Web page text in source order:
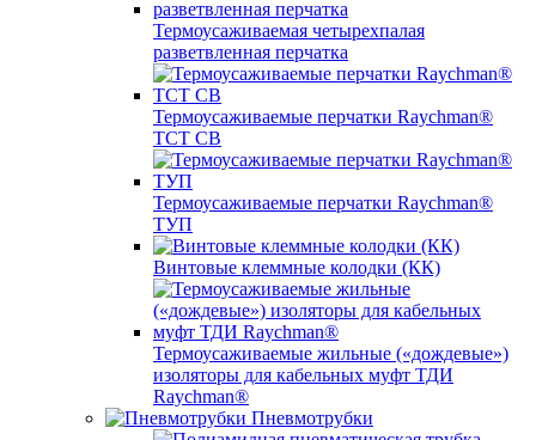
Термоусаживаемая четырехпалая
разветвленная перчатка
Термоусаживаемые перчатки Raychman®
TCT CB
Термоусаживаемые перчатки Raychman®
ТУП
Винтовые клеммные колодки (КК)
Термоусаживаемые жильные («дождевые»)
изоляторы для кабельных муфт ТДИ
Raychman®
Пневмотрубки